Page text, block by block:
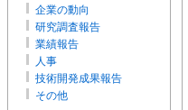
企業の動向
研究調査報告
業績報告
人事
技術開発成果報告
その他